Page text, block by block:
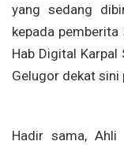
yang sedang
kepada
Hab Digital Karpal
Gelugor dekat sini
Hadir sama, Ahli